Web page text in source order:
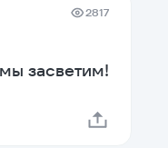
2817
засветим!